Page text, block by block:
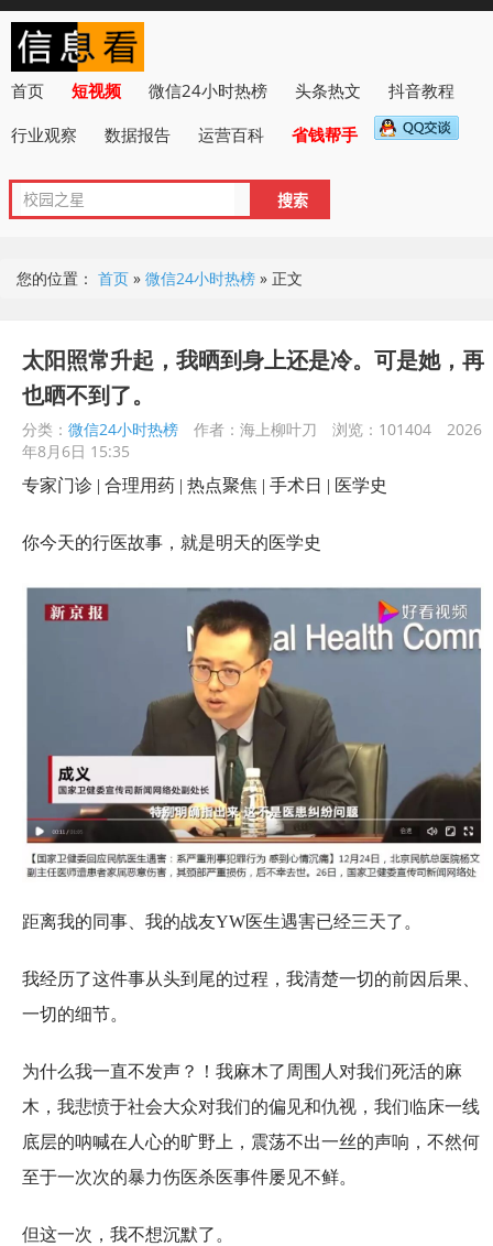
首页 短视频 微信24小时热榜 头条热文
抖音教程
行业观察
数据报告 运营百科 省钱帮手
您的位置： 首页 » 微信24小时热榜 » 正文
太阳照常升起，我晒到身上还是冷。可是她，再
也晒不到了。
分类： 微信24小时热榜 作者：海上柳叶刀 浏览：101404
2026
年8月6日 15:35
专家门诊 | 合理用药 | 热点聚焦 | 手术日 | 医学史
你今天的行医故事，就是明天的医学史
距离我的同事、我的战友YW医生遇害已经三天了。
我经历了这件事从头到尾的过程，我清楚一切的前因后果、
一切的细节。
为什么我一直不发声？！我麻木了周围人对我们死活的麻
木，我悲愤于社会大众对我们的偏见和仇视，我们临床一线
底层的呐喊在人心的旷野上，震荡不出一丝的声响，不然何
至于一次次的暴力伤医杀医事件屡见不鲜。
但这一次，我不想沉默了。